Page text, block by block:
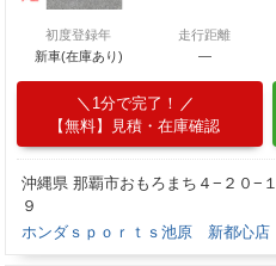
初度登録年
新車(在庫あり)
走行距離
―
1分で完了！
【無料】見積・在庫確認
沖縄県 那覇市おもろまち４−２０−１
９
ホンダｓｐｏｒｔｓ池原 新都心店